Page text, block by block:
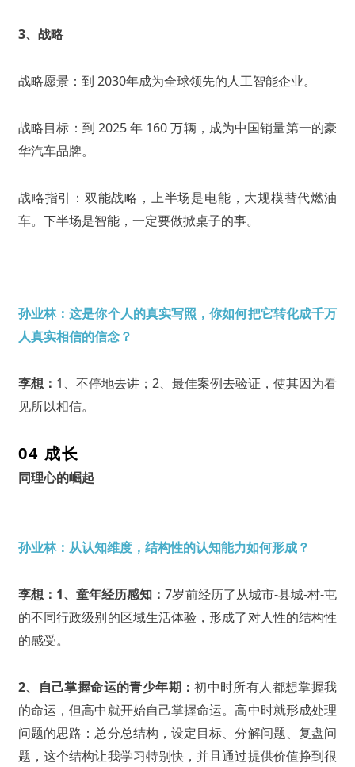
3、战略
战略愿景：到 2030年成为全球领先的人工智能企业。
战略目标：到 2025 年 160 万辆，成为中国销量第一的豪
华汽车品牌。
战略指引：双能战略，上半场是电能，大规模替代燃油
车。下半场是智能，一定要做掀桌子的事。
孙业林：这是你个人的真实写照，你如何把它转化成千万
人真实相信的信念？
李想： 1、不停地去讲；2、最佳案例去验证，使其因为看
见所以相信。
04 成长
同理心的崛起
孙业林：从认知维度，结构性的认知能力如何形成？
李想： 1、童年经历感知：7岁前经历了从城市-县城-村-屯
的不同行政级别的区域生活体验，形成了对人性的结构性
的感受。
2、自己掌握命运的青少年期：初中时所有人都想掌握我
的命运，但高中就开始自己掌握命运。高中时就形成处理
问题的思路：总分总结构，设定目标、分解问题、复盘问
题，这个结构让我学习特别快，并且通过提供价值挣到很